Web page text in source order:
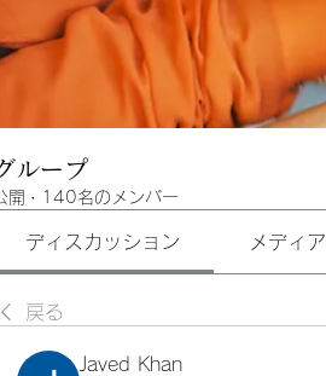
ループ
開 · 140名のメンバー
ディスカッション メディア
戻る
Javed Khan